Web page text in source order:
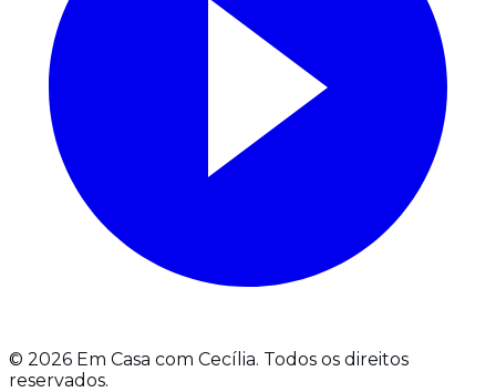
© 2026 Em Casa com Cecília. Todos os direitos
reservados.